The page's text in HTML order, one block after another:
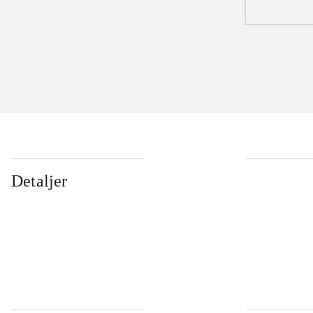
Detaljer